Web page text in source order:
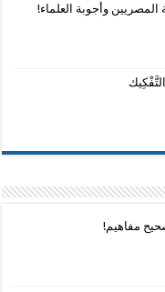
وأجوبة العلماء!
مفاهيم!